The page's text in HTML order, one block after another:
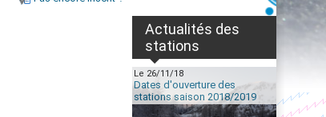
Actualités des
stations
Le 26/11/18
Dates d'ouverture des
stations saison 2018/2019